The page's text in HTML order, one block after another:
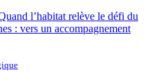
l’habitat relève le défi du
: vers un accompagnement